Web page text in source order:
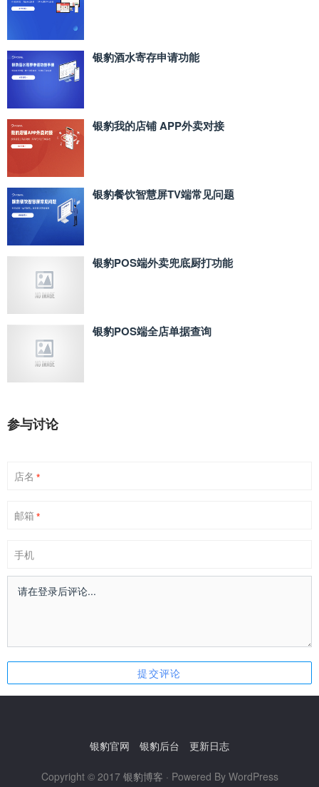
银豹酒水寄存申请功能
银豹我的店铺 APP外卖对接
银豹餐饮智慧屏TV端常见问题
银豹POS端外卖兜底厨打功能
银豹POS端全店单据查询
参与讨论
店名 *
邮箱 *
手机
银豹官网 银豹后台 更新日志
Copyright © 2017 银豹博客 · Powered By WordPress